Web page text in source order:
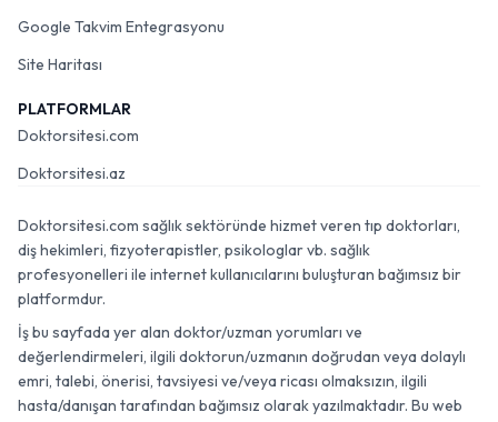
Google Takvim Entegrasyonu
Site Haritası
PLATFORMLAR
Doktorsitesi.com
Doktorsitesi.az
Doktorsitesi.com sağlık sektöründe hizmet veren tıp doktorları,
diş hekimleri, fizyoterapistler, psikologlar vb. sağlık
profesyonelleri ile internet kullanıcılarını buluşturan bağımsız bir
platformdur.
İş bu sayfada yer alan doktor/uzman yorumları ve
değerlendirmeleri, ilgili doktorun/uzmanın doğrudan veya dolaylı
emri, talebi, önerisi, tavsiyesi ve/veya ricası olmaksızın, ilgili
hasta/danışan tarafından bağımsız olarak yazılmaktadır. Bu web